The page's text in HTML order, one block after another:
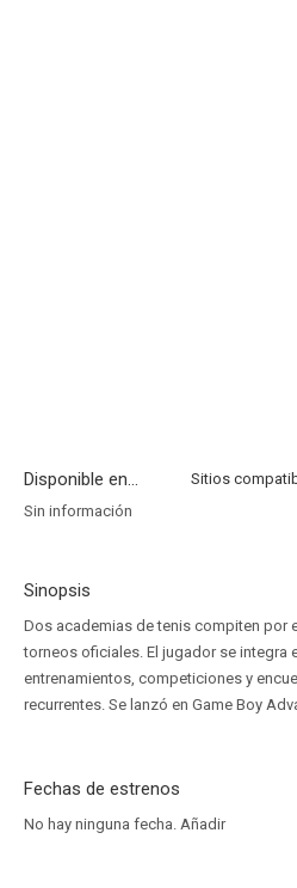
Disponible en...
Sin información
Sinopsis
Dos academias de tenis compiten por
torneos oficiales. El jugador se integra
entrenamientos, competiciones y
recurrentes. Se lanzó en Game Boy
Fechas de estrenos
No hay ninguna fecha. Añadir